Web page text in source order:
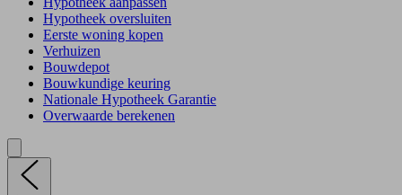
Hypotheek oversluiten
Eerste woning kopen
Verhuizen
Bouwdepot
Bouwkundige keuring
Nationale Hypotheek Garantie
Overwaarde berekenen